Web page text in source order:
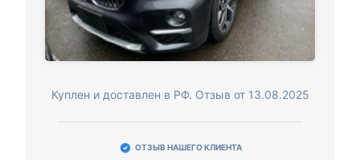
Куплен и доставлен в РФ. Отзыв от 13.08.2025
ОТЗЫВ НАШЕГО КЛИЕНТА